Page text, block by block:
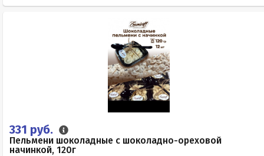
331 руб.
Пельмени шоколадные с шоколадно-ореховой
начинкой, 120г